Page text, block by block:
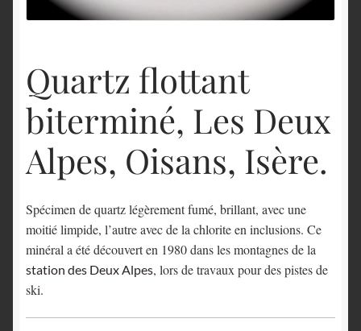
Quartz flottant
biterminé, Les Deux
Alpes, Oisans, Isère.
Spécimen de quartz légèrement fumé, brillant, avec une
moitié limpide, l’autre avec de la chlorite en inclusions. Ce
minéral a été découvert en 1980 dans les montagnes de la
station des Deux Alpes, lors de travaux pour des pistes de
ski.